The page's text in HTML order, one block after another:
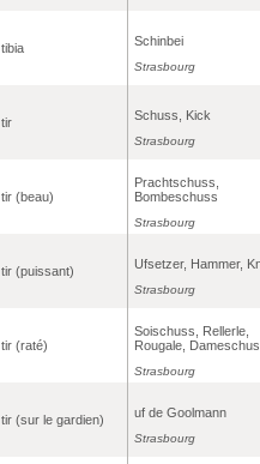
tibia Schinbei
Strasbourg
tir Schuss, Kick
Strasbourg
tir (beau)
Prachtschuss,
Bombeschuss
Strasbourg
tir (puissant) Ufsetzer, Hammer,
Strasbourg
tir (raté)
Soischuss, Rellerle,
Rougale,
Strasbourg
tir (sur le gardien) uf de Goolmann
Strasbourg